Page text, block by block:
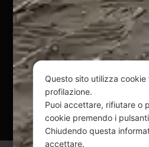
@ Copyright 2024 Webpesca è
Andrenacci P.Iva
Via G. Galilei n. 2 – 64018
Mail:
info@webpesca.it| Pec:
Questo sito è protetto da
v3,
Privacy PolicyeTerms
Questo sito utilizza
profilazione.
Puoi accettare, rifiutare o
cookie premendo i
Chiudendo questa
accettare.